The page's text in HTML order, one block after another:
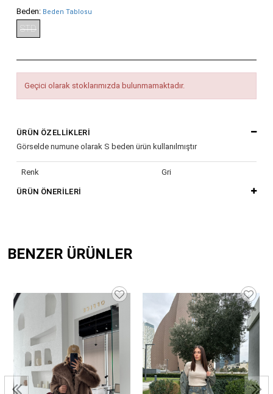
Beden: Beden Tablosu
STD
Geçici olarak stoklarımızda bulunmamaktadır.
ÜRÜN ÖZELLIKLERI
Görselde numune olarak S beden ürün kullanılmıştır
Renk Gri
ÜRÜN ÖNERILERI
BENZER ÜRÜNLER